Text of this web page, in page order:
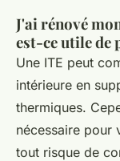
J'ai rénové
est-ce utile de
Une ITE peut
intérieure en
thermiques.
nécessaire pour
tout risque de